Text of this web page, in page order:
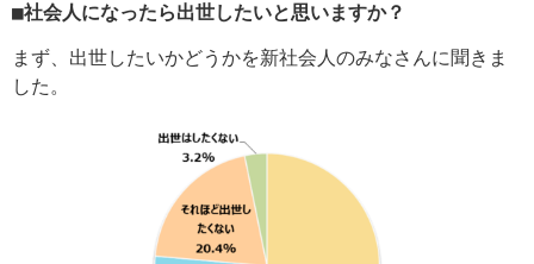
■社会人になったら出世したいと思いますか？
まず、出世したいかどうかを新社会人のみなさんに聞きま
した。